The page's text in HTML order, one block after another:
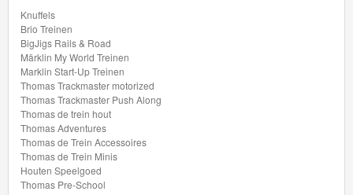
Chuggington
Hot
Wheels
Majorette
autos
Siku
Knuffels
Brio Treinen
BigJigs Rails & Road
Märklin My World Treinen
Marklin Start-Up Treinen
Thomas Trackmaster motorized
Thomas Trackmaster Push Along
Thomas de trein hout
Thomas Adventures
Thomas de Trein Accessoires
Thomas de Trein Minis
Houten Speelgoed
Thomas Pre-School